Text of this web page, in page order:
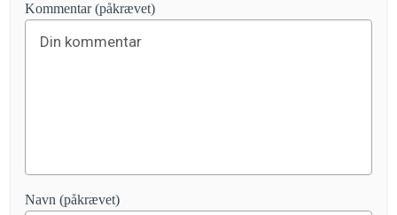
Kommentar (påkrævet)
Navn (påkrævet)